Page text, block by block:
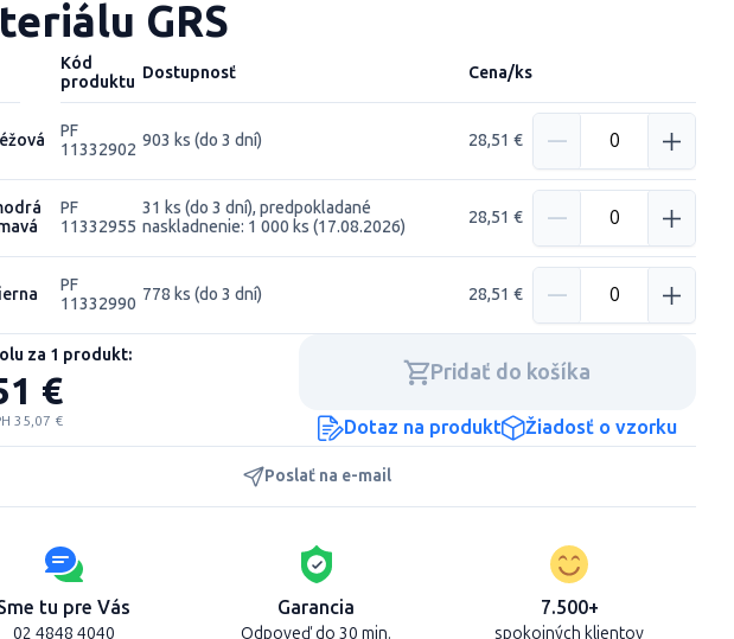
GRS
Kód
produktu Dostupnosť Cena/ks
PF
11332902 903 ks (do 3 dní) 28,51 €
PF
11332955
31 ks (do 3 dní), predpokladané
naskladnenie: 1 000 ks (17.08.2026)
28,51 €
PF
11332990 778 ks (do 3 dní) 28,51 €
za 1 produkt:
€
35,07 €
Pridať do košíka
Dotaz na produkt Žiadosť o vzorku
Poslať na e-mail
tu pre Vás
02 4848 4040
Garancia
Odpoveď do 30 min.
7.500+
spokojných klientov